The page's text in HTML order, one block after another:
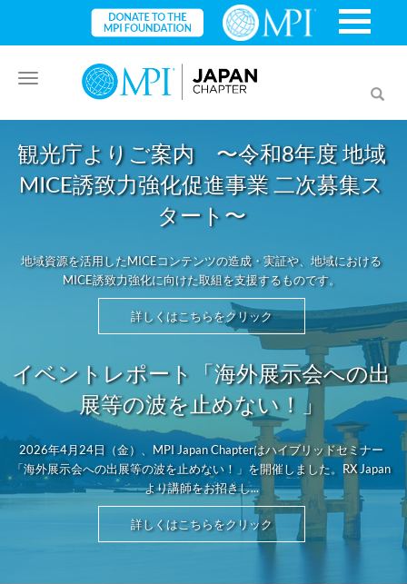
Toggle
navigation
観光庁よりご案内 〜令和8年度 地域
MICE誘致力強化促進事業 二次募集ス
タート〜
地域資源を活用したMICEコンテンツの造成・実証や、地域における
MICE誘致力強化に向けた取組を支援するものです。
詳しくはこちらをクリック
イベントレポート「海外展示会への出
展等の波を止めない！」
2026年4月24日（金）、MPI Japan Chapterはハイブリッドセミナー
「海外展示会への出展等の波を止めない！」を開催しました。RX Japan
より講師をお招きし...
詳しくはこちらをクリック